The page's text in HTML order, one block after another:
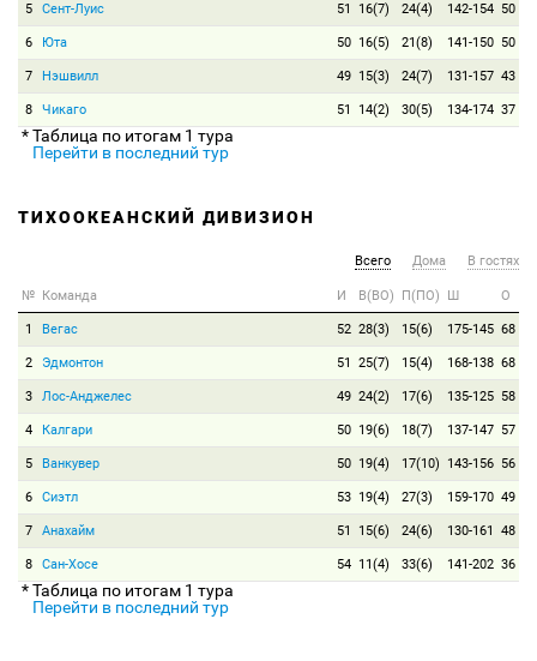
5 Сент-Луис 51 16(7) 24(4) 142-154 50
6 Юта 50 16(5) 21(8) 141-150 50
7 Нэшвилл 49 15(3) 24(7) 131-157 43
8 Чикаго 51 14(2) 30(5) 134-174 37
* Таблица по итогам 1 тура
Перейти в последний тур
ТИХООКЕАНСКИЙ ДИВИЗИОН
Всего Дома В гостях
№ Команда И В(ВО) П(ПО) Ш О
1 Вегас 52 28(3) 15(6) 175-145 68
2 Эдмонтон 51 25(7) 15(4) 168-138 68
3 Лос-Анджелес 49 24(2) 17(6) 135-125 58
4 Калгари 50 19(6) 18(7) 137-147 57
5 Ванкувер 50 19(4) 17(10) 143-156 56
6 Сиэтл 53 19(4) 27(3) 159-170 49
7 Анахайм 51 15(6) 24(6) 130-161 48
8 Сан-Хосе 54 11(4) 33(6) 141-202 36
* Таблица по итогам 1 тура
Перейти в последний тур